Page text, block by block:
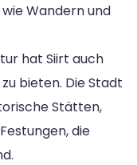
Wandern und
hat Siirt auch
bieten. Die Stadt
Stätten,
die